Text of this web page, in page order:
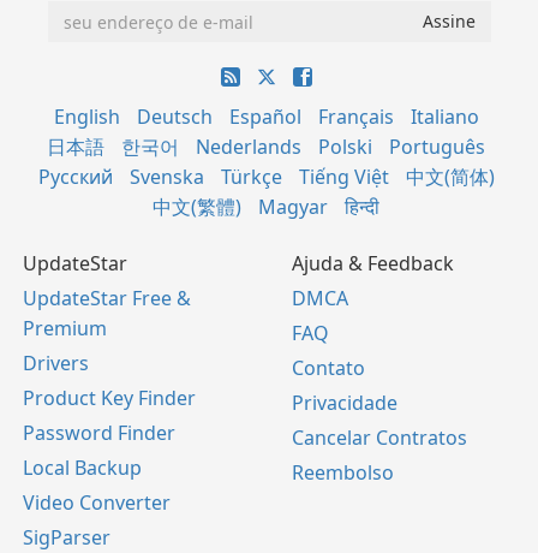
English Deutsch Español Français
Italiano
日本語
한국어 Nederlands Polski
Português
Русский
Svenska Türkçe Tiếng Việt
中文(简体)
中文(繁體)
Magyar हिन्दी
UpdateStar
UpdateStar Free &
Premium
Drivers
Product Key Finder
Password Finder
Local Backup
Video Converter
SigParser
Ajuda & Feedback
DMCA
FAQ
Contato
Privacidade
Cancelar Contratos
Reembolso